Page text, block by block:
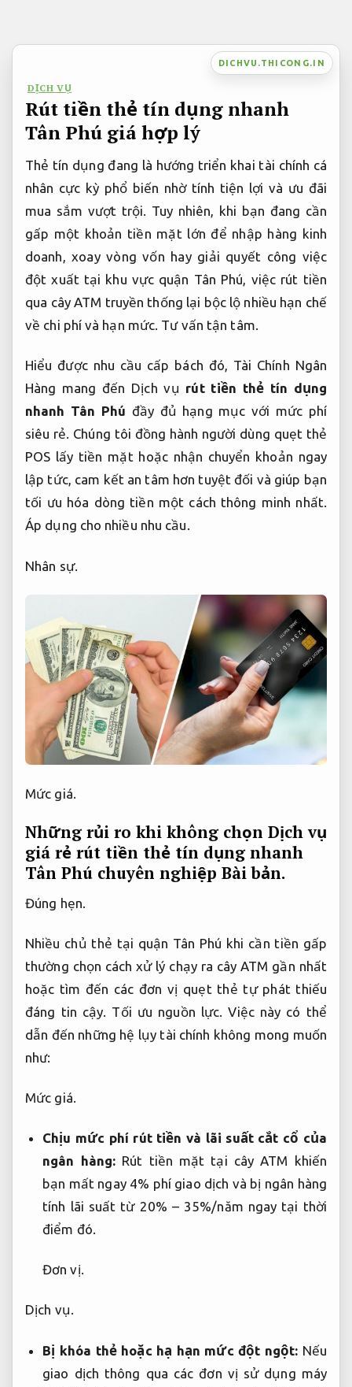
DICHVU.THICONG.IN
DỊCH VỤ
Rút tiền thẻ tín dụng nhanh
Tân Phú giá hợp lý
Thẻ tín dụng đang là hướng triển khai tài chính cá
nhân cực kỳ phổ biến nhờ tính tiện lợi và ưu đãi
mua sắm vượt trội. Tuy nhiên, khi bạn đang cần
gấp một khoản tiền mặt lớn để nhập hàng kinh
doanh, xoay vòng vốn hay giải quyết công việc
đột xuất tại khu vực quận Tân Phú, việc rút tiền
qua cây ATM truyền thống lại bộc lộ nhiều hạn chế
về chi phí và hạn mức. Tư vấn tận tâm.
Hiểu được nhu cầu cấp bách đó, Tài Chính Ngân
Hàng mang đến Dịch vụ rút tiền thẻ tín dụng
nhanh Tân Phú đầy đủ hạng mục với mức phí
siêu rẻ. Chúng tôi đồng hành người dùng quẹt thẻ
POS lấy tiền mặt hoặc nhận chuyển khoản ngay
lập tức, cam kết an tâm hơn tuyệt đối và giúp bạn
tối ưu hóa dòng tiền một cách thông minh nhất.
Áp dụng cho nhiều nhu cầu.
Nhân sự.
Mức giá.
Những rủi ro khi không chọn Dịch vụ
giá rẻ rút tiền thẻ tín dụng nhanh
Tân Phú chuyên nghiệp Bài bản.
Đúng hẹn.
Nhiều chủ thẻ tại quận Tân Phú khi cần tiền gấp
thường chọn cách xử lý chạy ra cây ATM gần nhất
hoặc tìm đến các đơn vị quẹt thẻ tự phát thiếu
đáng tin cậy. Tối ưu nguồn lực. Việc này có thể
dẫn đến những hệ lụy tài chính không mong muốn
như:
Mức giá.
Chịu mức phí rút tiền và lãi suất cắt cổ của
ngân hàng: Rút tiền mặt tại cây ATM khiến
bạn mất ngay 4% phí giao dịch và bị ngân hàng
tính lãi suất từ 20% – 35%/năm ngay tại thời
điểm đó.
Đơn vị.
Dịch vụ.
Bị khóa thẻ hoặc hạ hạn mức đột ngột: Nếu
giao dịch thông qua các đơn vị sử dụng máy